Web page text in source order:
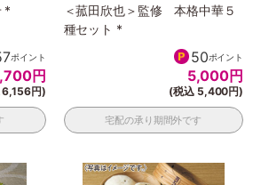
*
ポイント
円
6,156円)
＜菰田欣也＞監修 本格中華５
種セット *
50ポイント
5,000円
(税込 5,400円)
宅配の承り期間外です